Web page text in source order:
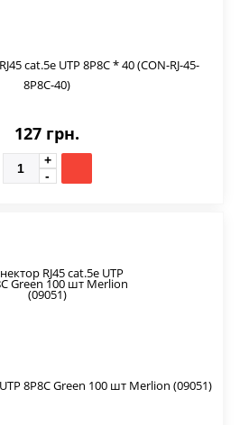
cat.5e UTP 8P8C * 40 (CON-RJ-45-
8P8C-40)
127 грн.
8P8C Green 100 шт Merlion (09051)